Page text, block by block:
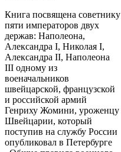
Книга посвящена советнику
пяти императоров двух
держав: Наполеона,
Александра I, Николая I,
Александра II, Наполеона
III одному из
военачальников
швейцарской, французской
и российской армий
Генриху Жомини, уроженцу
Швейцарии, который
поступив на службу России
опубликовал в Петербурге